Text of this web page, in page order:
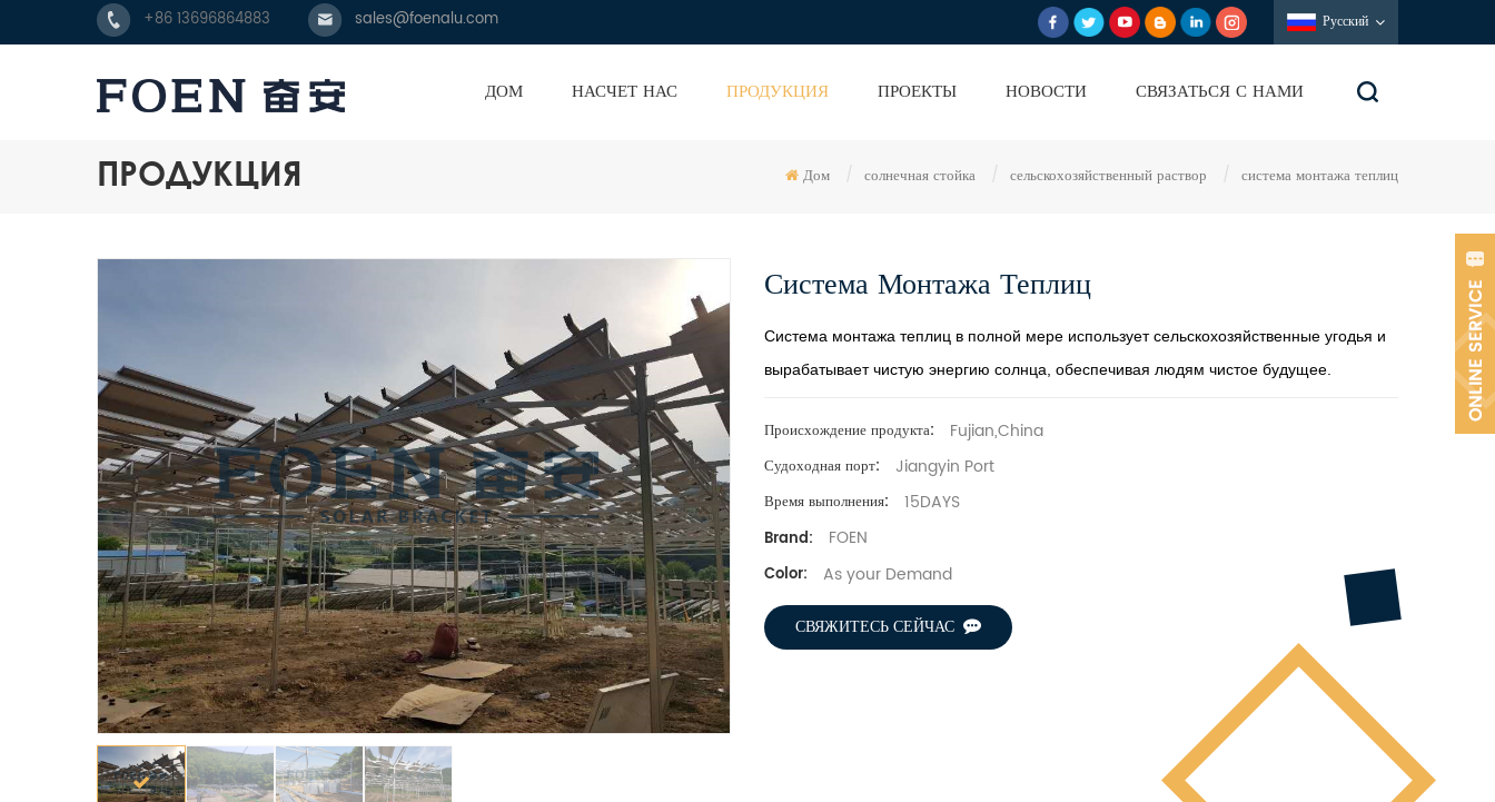
+86 13696864883 sales@foenalu.com Русский
ДОМ НАСЧЕТ НАС ПРОДУКЦИЯ ПРОЕКТЫ НОВОСТИ СВЯЗАТЬСЯ С НАМИ
ПРОДУКЦИЯ Дом / солнечная стойка / сельскохозяйственный раствор / система монтажа теплиц
Система Монтажа Теплиц
Система монтажа теплиц в полной мере использует сельскохозяйственные угодья и
вырабатывает чистую энергию солнца, обеспечивая людям чистое будущее.
Происхождение продукта: Fujian,China
Судоходная порт: Jiangyin Port
Время выполнения: 15DAYS
Brand: FOEN
Color: As your Demand
СВЯЖИТЕСЬ СЕЙЧАС